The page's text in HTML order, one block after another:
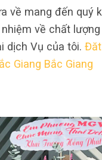
về mang đến quý
về chất
dịch Vụ của tôi. Đăt
Giang Bắc Giang